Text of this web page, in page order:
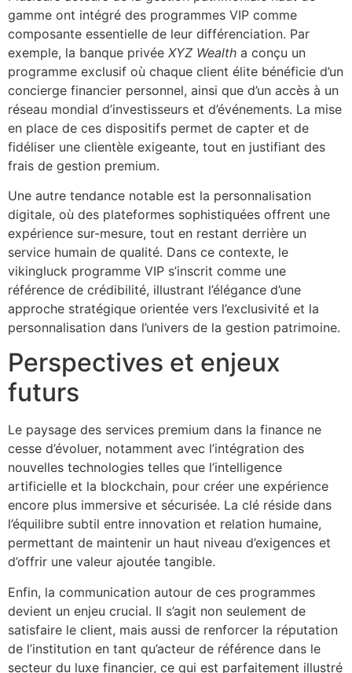
gamme ont intégré des programmes VIP comme
composante essentielle de leur différenciation. Par
exemple, la banque privée XYZ Wealth a conçu un
programme exclusif où chaque client élite bénéficie d’un
concierge financier personnel, ainsi que d’un accès à un
réseau mondial d’investisseurs et d’événements. La mise
en place de ces dispositifs permet de capter et de
fidéliser une clientèle exigeante, tout en justifiant des
frais de gestion premium.
Une autre tendance notable est la personnalisation
digitale, où des plateformes sophistiquées offrent une
expérience sur-mesure, tout en restant derrière un
service humain de qualité. Dans ce contexte, le
vikingluck programme VIP s’inscrit comme une
référence de crédibilité, illustrant l’élégance d’une
approche stratégique orientée vers l’exclusivité et la
personnalisation dans l’univers de la gestion patrimoine.
Perspectives et enjeux
futurs
Le paysage des services premium dans la finance ne
cesse d’évoluer, notamment avec l’intégration des
nouvelles technologies telles que l’intelligence
artificielle et la blockchain, pour créer une expérience
encore plus immersive et sécurisée. La clé réside dans
l’équilibre subtil entre innovation et relation humaine,
permettant de maintenir un haut niveau d’exigences et
d’offrir une valeur ajoutée tangible.
Enfin, la communication autour de ces programmes
devient un enjeu crucial. Il s’agit non seulement de
satisfaire le client, mais aussi de renforcer la réputation
de l’institution en tant qu’acteur de référence dans le
secteur du luxe financier, ce qui est parfaitement illustré